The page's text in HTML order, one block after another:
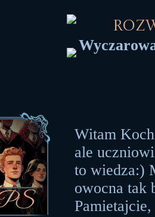
Witam
ale
to wiedza:)
owocna tak